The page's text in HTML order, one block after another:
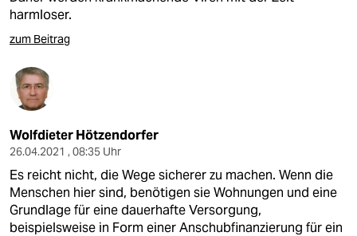
harmloser.
zum Beitrag
Wolfdieter Hötzendorfer
26.04.2021 , 08:35 Uhr
Es reicht nicht, die Wege sicherer zu machen. Wenn die
Menschen hier sind, benötigen sie Wohnungen und eine
Grundlage für eine dauerhafte Versorgung,
beispielsweise in Form einer Anschubfinanzierung für ein